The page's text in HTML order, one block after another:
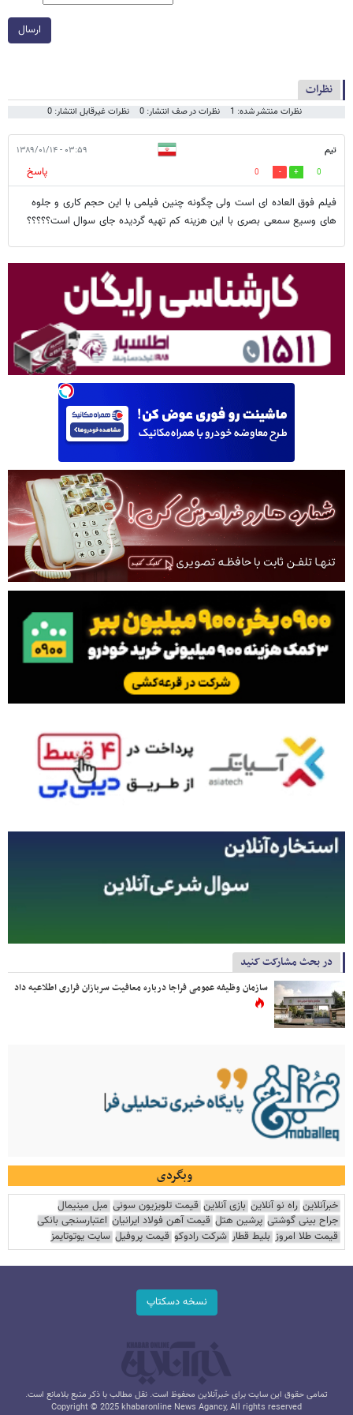
ارسال
نظرات
نظرات منتشر شده: 1 نظرات در صف انتشار: 0 نظرات غیرقابل انتشار: 0
تیم ۰۳:۵۹ - ۱۳۸۹/۰۱/۱۴
0
0
پاسخ
فیلم فوق العاده ای است ولی چگونه چنین فیلمی با این حجم کاری و جلوه
های وسیع سمعی بصری با این هزینه کم تهیه گردیده جای سوال است؟؟؟؟؟
در بحث مشارکت کنید
سازمان وظیفه عمومی فراجا درباره معافیت سربازان فراری اطلاعیه داد
وبگردی
خبرآنلاین راه نو آنلاین بازی آنلاین قیمت تلویزیون سونی مبل مینیمال
جراح بینی گوشتی پرشین هتل قیمت آهن فولاد ایرانیان اعتبارسنجی بانکی
قیمت طلا امروز بلیط قطار شرکت رادوکو قیمت پروفیل سایت یوتوتایمز
نسخه دسکتاپ
تمامی حقوق این سایت برای خبرآنلاین محفوظ است. نقل مطالب با ذکر منبع بلامانع است.
Copyright © 2025 khabaronline News Agancy, All rights reserved